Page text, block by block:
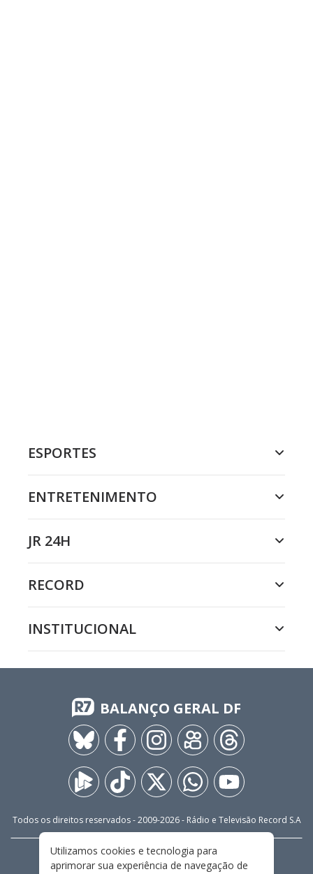
ESPORTES
ENTRETENIMENTO
JR 24H
RECORD
INSTITUCIONAL
BALANÇO GERAL DF
Todos os direitos reservados - 2009-2026- Rádio e Televisão Record S.A
FALE CONOSCO
PRIVACIDADE
Utilizamos cookies e tecnologia para
aprimorar sua experiência de navegação de